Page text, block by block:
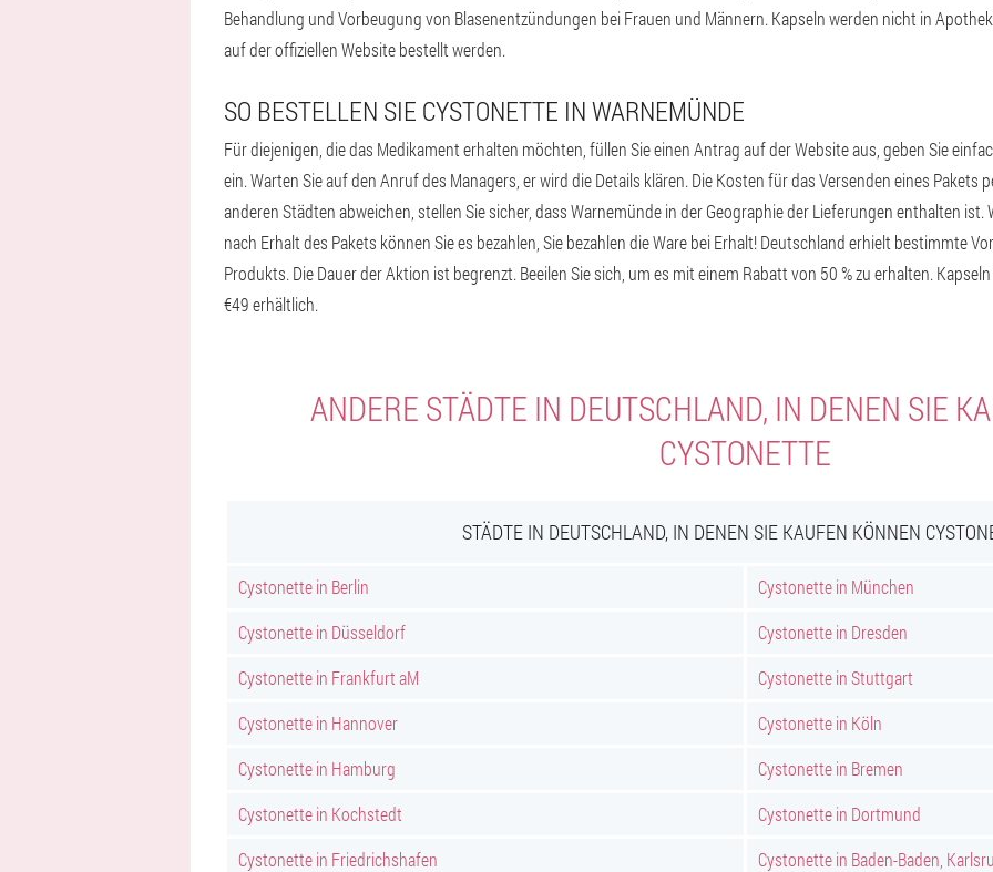
Behandlung und Vorbeugung von Blasenentzündungen bei Frauen und Männern. Kapseln werden nicht in
auf der offiziellen Website bestellt werden.
SO BESTELLEN SIE CYSTONETTE IN WARNEMÜNDE
Für diejenigen, die das Medikament erhalten möchten, füllen Sie einen Antrag auf der Website aus, geben Sie
ein. Warten Sie auf den Anruf des Managers, er wird die Details klären. Die Kosten für das Versenden eines Pakets
anderen Städten abweichen, stellen Sie sicher, dass Warnemünde in der Geographie der Lieferungen enthalten ist.
nach Erhalt des Pakets können Sie es bezahlen, Sie bezahlen die Ware bei Erhalt! Deutschland erhielt bestimmte
Produkts. Die Dauer der Aktion ist begrenzt. Beeilen Sie sich, um es mit einem Rabatt von 50 % zu erhalten.
€49 erhältlich.
ANDERE STÄDTE IN DEUTSCHLAND, IN DENEN SIE
CYSTONETTE
STÄDTE IN DEUTSCHLAND, IN DENEN SIE KAUFEN KÖNNEN
Cystonette in Berlin
Cystonette in München
Cystonette in Düsseldorf
Cystonette in Dresden
Cystonette in Frankfurt aM
Cystonette in Stuttgart
Cystonette in Hannover
Cystonette in Köln
Cystonette in Hamburg
Cystonette in Bremen
Cystonette in Kochstedt
Cystonette in Dortmund
Cystonette in Friedrichshafen
Cystonette in Baden-Baden,